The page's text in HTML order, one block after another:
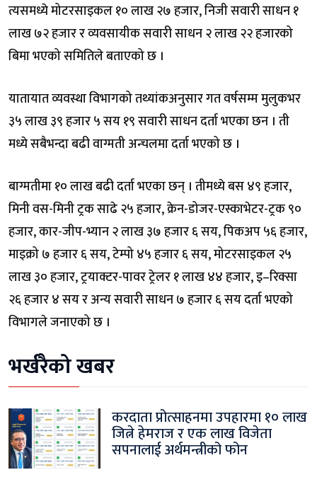
त्यसमध्ये मोटरसाइकल १० लाख २७ हजार, निजी सवारी साधन १
लाख ७२ हजार र व्यवसायीक सवारी साधन २ लाख २२ हजारको
बिमा भएको समितिले बताएको छ ।
यातायात व्यवस्था विभागको तथ्यांकअनुसार गत वर्षसम्म मुलुकभर
३५ लाख ३९ हजार ५ सय १९ सवारी साधन दर्ता भएका छन । ती
मध्ये सबैभन्दा बढी वाग्मती अन्चलमा दर्ता भएको छ ।
बाग्मतीमा १० लाख बढी दर्ता भएका छन् । तीमध्ये बस ४९ हजार,
मिनी वस-मिनी ट्रक साढे २५ हजार, क्रेन-डोजर-एस्काभेटर-ट्रक ९०
हजार, कार-जीप-भ्यान २ लाख ३७ हजार ६ सय, पिकअप ५६ हजार,
माइक्रो ७ हजार ६ सय, टेम्पो ४५ हजार ६ सय, मोटरसाइकल २५
लाख ३० हजार, ट्रयाक्टर-पावर ट्रेलर १ लाख ४४ हजार, इ–रिक्सा
२६ हजार ४ सय र अन्य सवारी साधन ७ हजार ६ सय दर्ता भएको
विभागले जनाएको छ ।
भर्खरैको खबर
करदाता प्रोत्साहनमा उपहारमा १० लाख
जित्ने हेमराज र एक लाख विजेता
सपनालाई अर्थमन्त्रीको फोन